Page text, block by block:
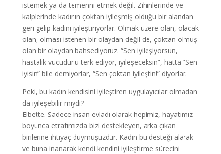
istemek ya da temenni etmek değil. Zihinlerinde ve
kalplerinde kadının çoktan iyileşmiş olduğu bir alandan
geri gelip kadını iyileştiriyorlar. Olmak üzere olan, olacak
olan, olması istenen bir olaydan değil de, çoktan olmuş
olan bir olaydan bahsediyoruz. “Sen iyileşiyorsun,
hastalık vücudunu terk ediyor, iyileşeceksin”, hatta “Sen
iyisin” bile demiyorlar, “Sen çoktan iyileştin!” diyorlar.
Peki, bu kadın kendisini iyileştiren uygulayıcılar olmadan
da iyileşebilir miydi?
Elbette. Sadece insan evladı olarak hepimiz, hayatımız
boyunca etrafımızda bizi destekleyen, arka çıkan
birilerine ihtiyaç duymuşuzdur. Kadın bu desteği alarak
ve buna inanarak kendi kendini iyileştirme sürecini